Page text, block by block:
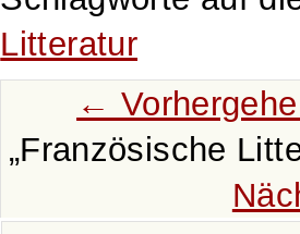
Litteratur
←
Französische